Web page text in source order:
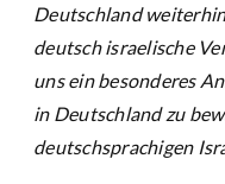
Deutschland
deutsch israelische
uns ein besonderes
in Deutschland zu
deutschsprachigen